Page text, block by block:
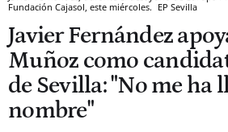
Fundación Cajasol, este miércoles. EP Sevilla
Javier Fernández
Muñoz como
de Sevilla: "No me ha
nombre"